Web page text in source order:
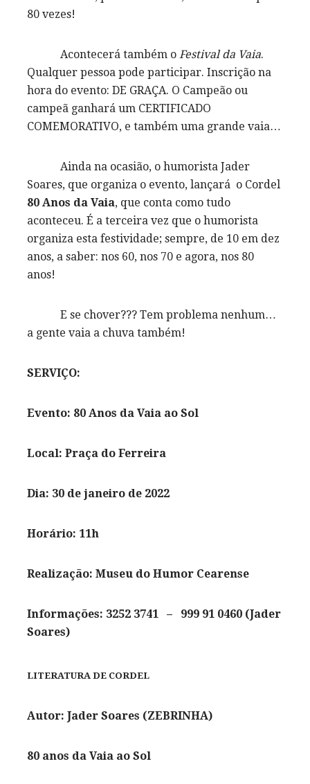
80 vezes!
Acontecerá também o Festival da Vaia.
Qualquer pessoa pode participar. Inscrição na
hora do evento: DE GRAÇA. O Campeão ou
campeã ganhará um CERTIFICADO
COMEMORATIVO, e também uma grande vaia…
Ainda na ocasião, o humorista Jader
Soares, que organiza o evento, lançará o Cordel
80 Anos da Vaia, que conta como tudo
aconteceu. É a terceira vez que o humorista
organiza esta festividade; sempre, de 10 em dez
anos, a saber: nos 60, nos 70 e agora, nos 80
anos!
E se chover??? Tem problema nenhum…
a gente vaia a chuva também!
SERVIÇO:
Evento: 80 Anos da Vaia ao Sol
Local: Praça do Ferreira
Dia: 30 de janeiro de 2022
Horário: 11h
Realização: Museu do Humor Cearense
Informações: 3252 3741 – 999 91 0460 (Jader
Soares)
LITERATURA DE CORDEL
Autor: Jader Soares (ZEBRINHA)
80 anos da Vaia ao Sol